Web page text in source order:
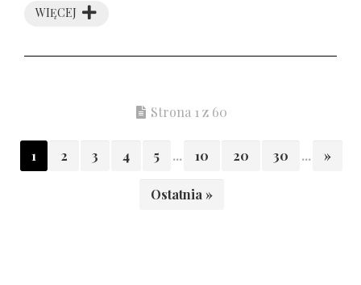
WIĘCEJ
Strona 1 z 60
1 2 3 4 5 ... 10 20 30 ... »
Ostatnia »